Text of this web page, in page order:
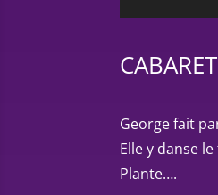
George fait
Elle y danse
Plante….